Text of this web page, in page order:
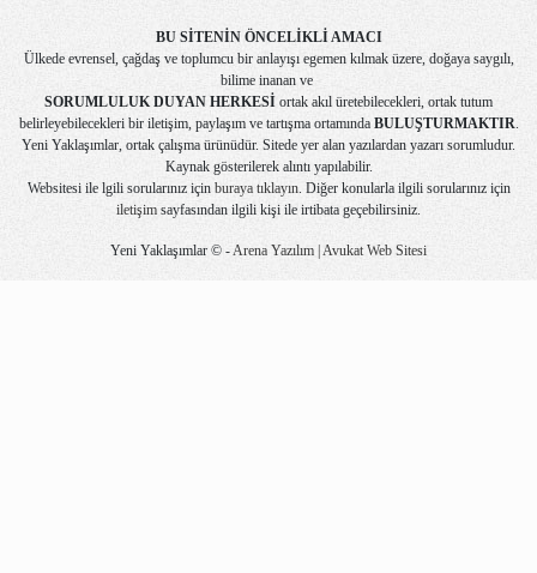
BU SİTENİN ÖNCELİKLİ AMACI
Ülkede evrensel, çağdaş ve toplumcu bir anlayışı egemen kılmak üzere, doğaya saygılı,
bilime inanan ve
SORUMLULUK DUYAN HERKESİ ortak akıl üretebilecekleri, ortak tutum
belirleyebilecekleri bir iletişim, paylaşım ve tartışma ortamında BULUŞTURMAKTIR.
Yeni Yaklaşımlar, ortak çalışma ürünüdür. Sitede yer alan yazılardan yazarı sorumludur.
Kaynak gösterilerek alıntı yapılabilir.
Websitesi ile lgili sorularınız için buraya tıklayın. Diğer konularla ilgili sorularınız için
iletişim sayfasından ilgili kişi ile irtibata geçebilirsiniz.
Yeni Yaklaşımlar © -Arena Yazılım | Avukat Web Sitesi